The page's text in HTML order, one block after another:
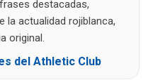
destacadas,
la actualidad rojiblanca,
original.
del Athletic Club